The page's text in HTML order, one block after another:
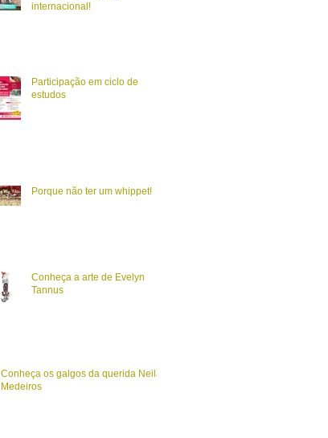
internacional!
Participação em ciclo de
estudos
Porque não ter um whippet!
Conheça a arte de Evelyn
Tannus
Conheça os galgos da querida Neila
Medeiros